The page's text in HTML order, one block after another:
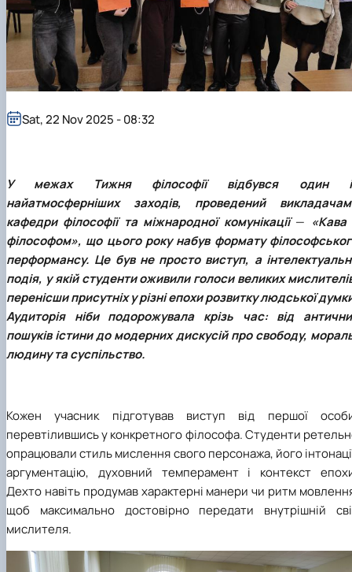
Department of English for Technical and
Agrobiological Specialties
Department of English Philology
Department of Physical Education
Department of Philosophy and International
Communication
Department of Culturology
У межах Тижня філософії відбувся один
найатмосферніших заходів, проведений
кафедри філософії та міжнародної комунікації— «Кава
філософом», що цього року набув формату
перформансу. Це був не просто виступ, а
подія, у якій студенти оживили голоси великих
перенісши присутніх у різні епохи розвитку людської
Аудиторія ніби подорожувала крізь час: від
пошуків істини до модерних дискусій про свободу,
людину та суспільство.
Кожен учасник підготував виступ від першої
перевтілившись у конкретного філософа. Студенти
опрацювали стиль мислення свого персонажа, його
аргументацію, духовний темперамент і контекст
Дехто навіть продумав характерні манери чи ритм
щоб максимально достовірно передати внутрішній
мислителя.
Sat, 22 Nov 2025 - 08:32